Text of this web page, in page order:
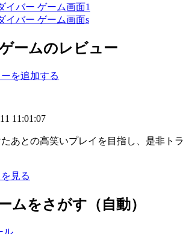
ームのレビュー
を追加する
11:01:07
あとの高笑いプレイを目指し、是非トラ
見る
ムをさがす（自動）
ル